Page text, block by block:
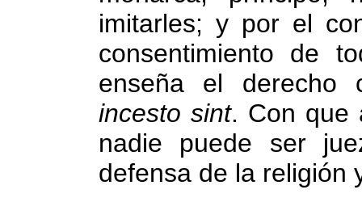
imitarles; y por el
consentimiento de
enseña el derecho
incesto sint. Con que
nadie puede ser
defensa de la religión